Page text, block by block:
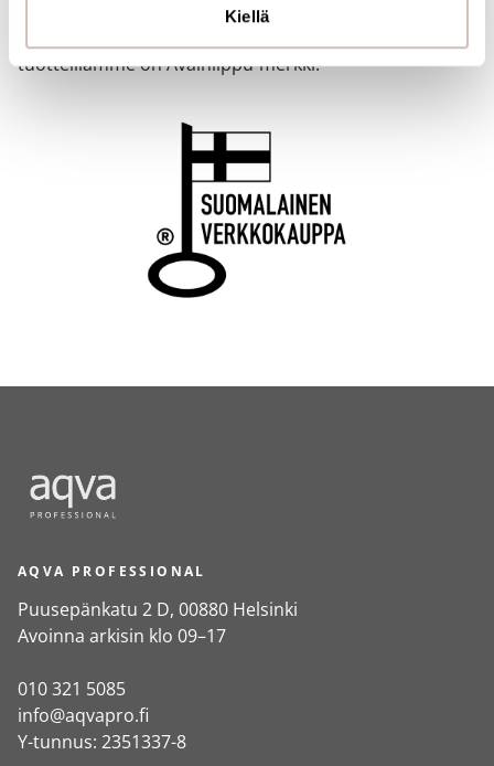
Kiellä
Verkkokauppaa pitää yllä suomalainen yritys, joka
tuotteillamme on Avainlippu-merkki.
AQVA PROFESSIONAL
Puusepänkatu 2 D, 00880 Helsinki
Avoinna arkisin klo 09–17
010 321 5085
info@aqvapro.fi
Y-tunnus: 2351337-8